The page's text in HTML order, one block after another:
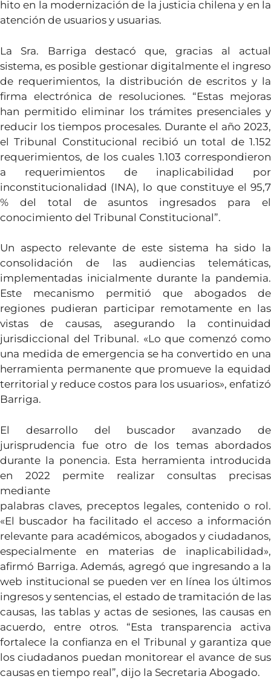
hito en la modernización de la justicia chilena y en la
atención de usuarios y usuarias.
La Sra. Barriga destacó que, gracias al actual
sistema, es posible gestionar digitalmente el ingreso
de requerimientos, la distribución de escritos y la
firma electrónica de resoluciones. “Estas mejoras
han permitido eliminar los trámites presenciales y
reducir los tiempos procesales. Durante el año 2023,
el Tribunal Constitucional recibió un total de 1.152
requerimientos, de los cuales 1.103 correspondieron
a requerimientos de inaplicabilidad por
inconstitucionalidad (INA), lo que constituye el 95,7
% del total de asuntos ingresados para el
conocimiento del Tribunal Constitucional”.
Un aspecto relevante de este sistema ha sido la
consolidación de las audiencias telemáticas,
implementadas inicialmente durante la pandemia.
Este mecanismo permitió que abogados de
regiones pudieran participar remotamente en las
vistas de causas, asegurando la continuidad
jurisdiccional del Tribunal. «Lo que comenzó como
una medida de emergencia se ha convertido en una
herramienta permanente que promueve la equidad
territorial y reduce costos para los usuarios», enfatizó
Barriga.
El desarrollo del buscador avanzado de
jurisprudencia fue otro de los temas abordados
durante la ponencia. Esta herramienta introducida
en 2022 permite realizar consultas precisas
mediante
palabras claves, preceptos legales, contenido o rol.
«El buscador ha facilitado el acceso a información
relevante para académicos, abogados y ciudadanos,
especialmente en materias de inaplicabilidad»,
afirmó Barriga. Además, agregó que ingresando a la
web institucional se pueden ver en línea los últimos
ingresos y sentencias, el estado de tramitación de las
causas, las tablas y actas de sesiones, las causas en
acuerdo, entre otros. “Esta transparencia activa
fortalece la confianza en el Tribunal y garantiza que
los ciudadanos puedan monitorear el avance de sus
causas en tiempo real”, dijo la Secretaria Abogado.